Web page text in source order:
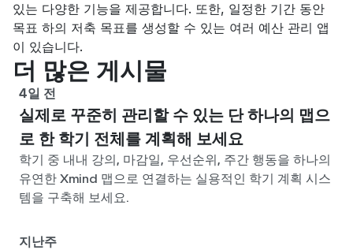
있는 다양한 기능을 제공합니다. 또한, 일정한 기간 동안
목표 하의 저축 목표를 생성할 수 있는 여러 예산 관리 앱
이 있습니다.
더 많은 게시물
4일 전
실제로 꾸준히 관리할 수 있는 단 하나의 맵으
로 한 학기 전체를 계획해 보세요
학기 중 내내 강의, 마감일, 우선순위, 주간 행동을 하나의
유연한 Xmind 맵으로 연결하는 실용적인 학기 계획 시스
템을 구축해 보세요.
지난주